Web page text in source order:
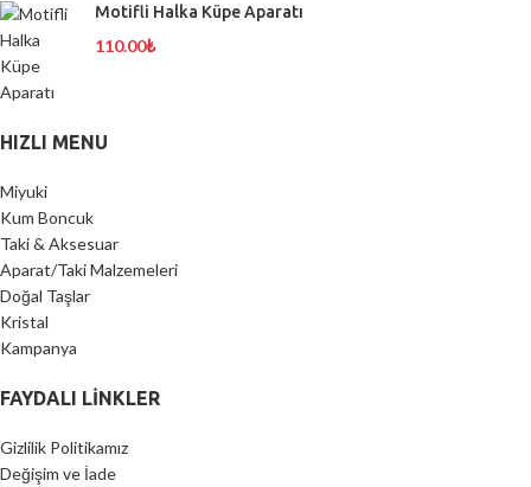
Motifli Halka Küpe Aparatı
110.00₺
HIZLI MENU
Miyuki
Kum Boncuk
Taki & Aksesuar
Aparat/Taki Malzemeleri
Doğal Taşlar
Kristal
Kampanya
FAYDALI LİNKLER
Gizlilik Politikamız
Değişim ve İade